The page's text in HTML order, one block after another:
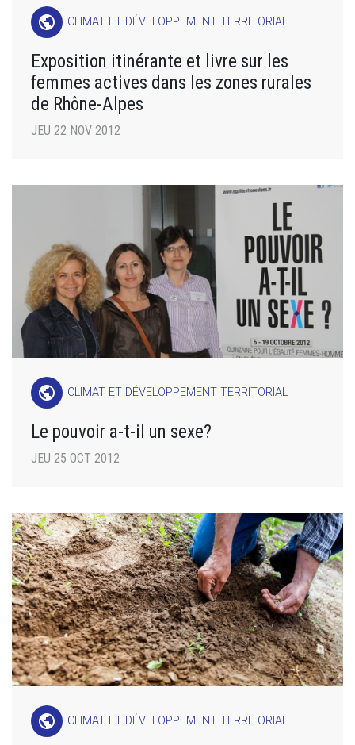
public CLIMAT ET DÉVELOPPEMENT TERRITORIAL
Exposition itinérante et livre sur les
femmes actives dans les zones rurales
de Rhône-Alpes
JEU 22 NOV 2012
public CLIMAT ET DÉVELOPPEMENT TERRITORIAL
Le pouvoir a-t-il un sexe?
JEU 25 OCT 2012
public CLIMAT ET DÉVELOPPEMENT TERRITORIAL